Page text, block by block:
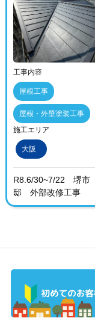
工事内容
屋根工事
屋根・外壁塗装工事
施工エリア
大阪
R8.6/30~7/22 堺
邸 外部改修工事